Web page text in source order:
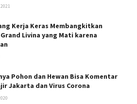
Kerja Keras Membangkitkan
Livina yang Mati karena
Pohon dan Hewan Bisa Komentar
Jakarta dan Virus Corona